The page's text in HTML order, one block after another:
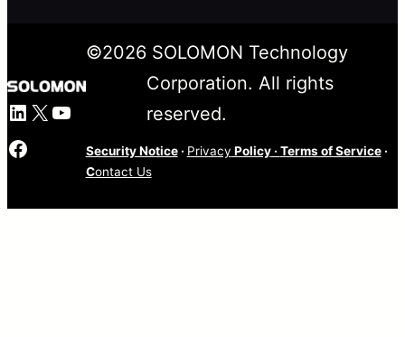
LinkedIn
X YouTube
©2026SOLOMON Technology
Corporation. All rights
reserved.
Security Notice· Privacy Policy· Terms of Service·
Contact Us